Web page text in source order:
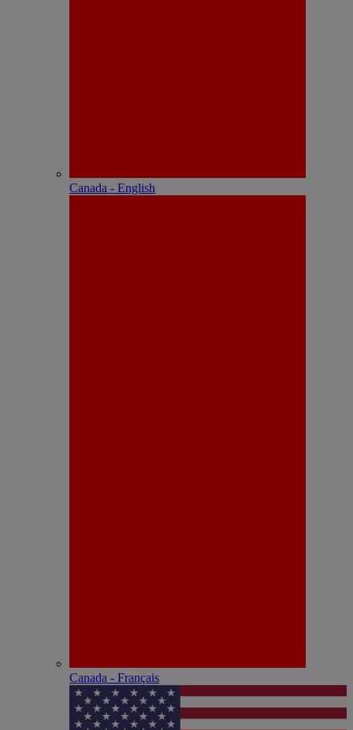
Canada - English
Canada - Français